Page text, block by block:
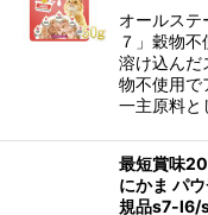
オールステ
７」穀物
溶け込んだ
物不使用で
一主原料と
最短賞味
にかま パ
規品s7-l6/